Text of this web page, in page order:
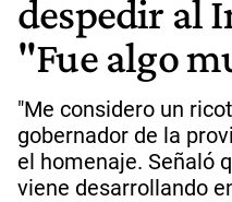
despedir al
"Fue algo
"Me considero un
gobernador de la
el homenaje. Señaló
viene desarrollando